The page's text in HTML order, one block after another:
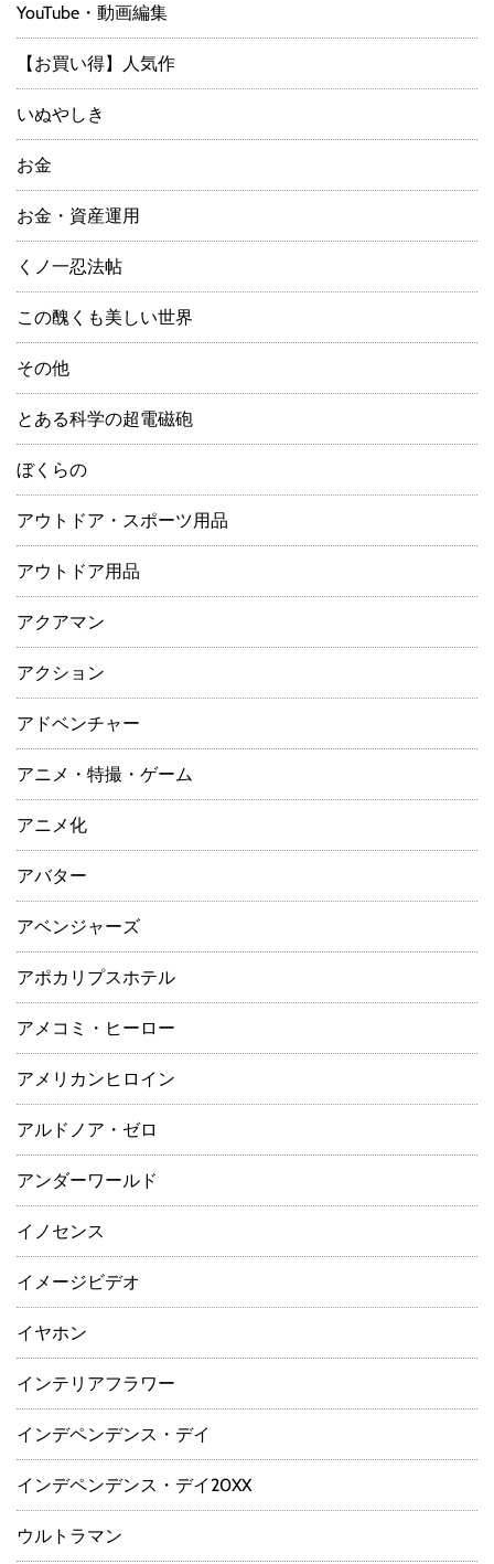
YouTube・動画編集
【お買い得】人気作
いぬやしき
お金
お金・資産運用
くノ一忍法帖
この醜くも美しい世界
その他
とある科学の超電磁砲
ぼくらの
アウトドア・スポーツ用品
アウトドア用品
アクアマン
アクション
アドベンチャー
アニメ・特撮・ゲーム
アニメ化
アバター
アベンジャーズ
アポカリプスホテル
アメコミ・ヒーロー
アメリカンヒロイン
アルドノア・ゼロ
アンダーワールド
イノセンス
イメージビデオ
イヤホン
インテリアフラワー
インデペンデンス・デイ
インデペンデンス・デイ20XX
ウルトラマン